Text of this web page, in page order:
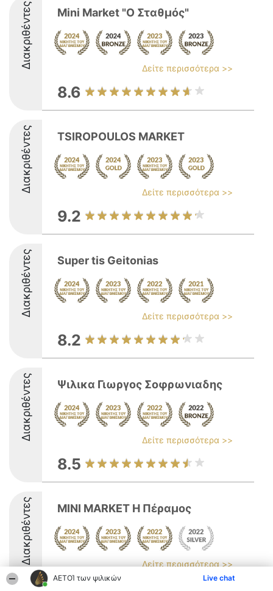
ΑΕΤΟΊ των ψιλικών Live chat
Διακριθέντες Mini Market "Ο Σταθμός"
Δείτε περισσότερα >>
8.6
Διακριθέντες TSIROPOULOS MARKET
Δείτε περισσότερα >>
9.2
Διακριθέντες Super tis Geitonias
Δείτε περισσότερα >>
8.2
Διακριθέντες Ψιλικα Γιωργος Σοφρωνιαδης
Δείτε περισσότερα >>
8.5
Διακριθέντες MINI MARKET Η Πέραμος
Δείτε περισσότερα >>